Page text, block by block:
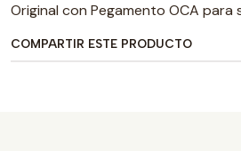
Original con Pegamento OCA
COMPARTIR ESTE PRODUCTO